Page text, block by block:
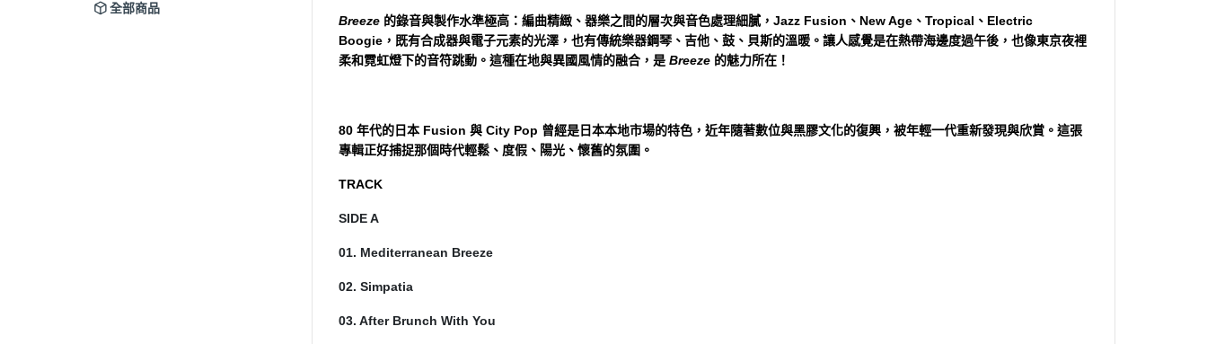
全部商品
Breeze 的錄音與製作水準極高：編曲精緻、器樂之間的層次與音色處理細膩，Jazz Fusion、New Age、Tropical、Electric
Boogie，既有合成器與電子元素的光澤，也有傳統樂器鋼琴、吉他、鼓、貝斯的溫暖。讓人感覺是在熱帶海邊度過午後，也像東京夜裡
柔和霓虹燈下的音符跳動。這種在地與異國風情的融合，是 Breeze 的魅力所在！
80 年代的日本 Fusion 與 City Pop 曾經是日本本地市場的特色，近年隨著數位與黑膠文化的復興，被年輕一代重新發現與欣賞。這張
專輯正好捕捉那個時代輕鬆、度假、陽光、懷舊的氛圍。
TRACK
SIDE A
01. Mediterranean Breeze
02. Simpatia
03. After Brunch With You